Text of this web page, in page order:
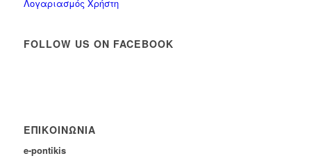
Λογαριασμός Χρήστη
FOLLOW US ON FACEBOOK
ΕΠΙΚΟΙΝΩΝΊΑ
e-pontikis